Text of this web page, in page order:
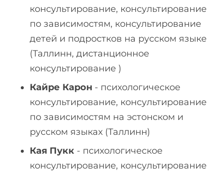
консультирование, консультирование
по зависимостям, консультирование
детей и подростков на русском языке
(Таллинн, дистанционное
консультирование )
Кайре Карон - психологическое
консультирование, консультирование
по зависимостям на эстонском и
русском языках (Таллинн)
Кая Пукк - психологическое
консультирование, консультирование